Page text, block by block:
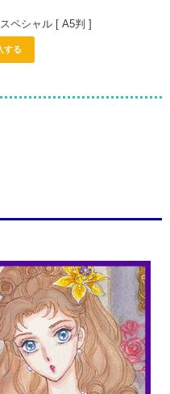
ペシャル [ A5判 ]
する